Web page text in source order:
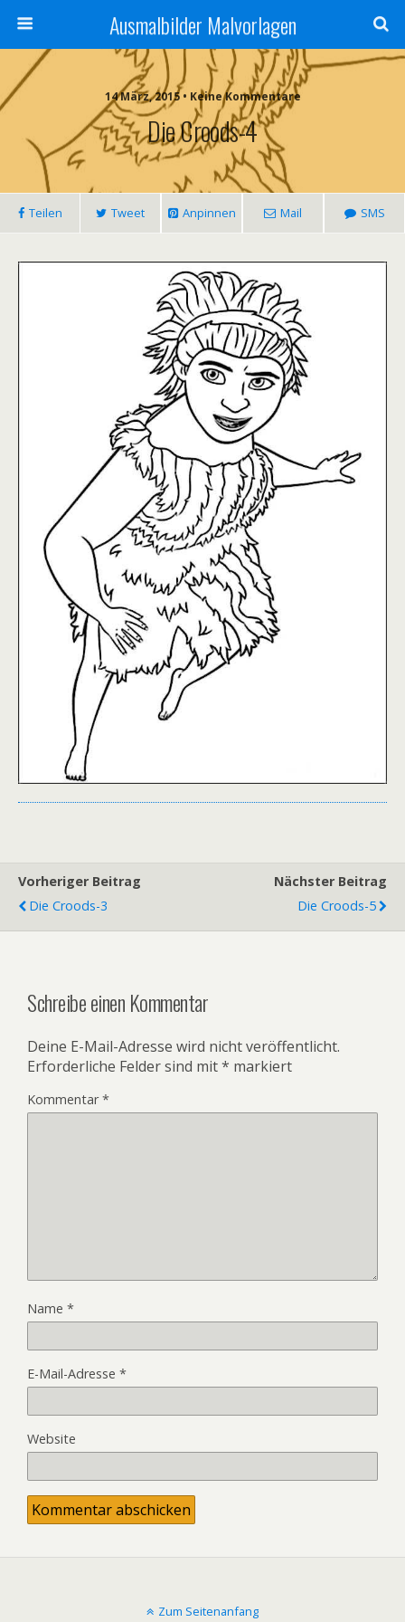
Ausmalbilder Malvorlagen
14 März, 2015 • Keine Kommentare
Die Croods-4
Teilen Tweet Anpinnen Mail SMS
Vorheriger Beitrag
Die Croods-3
Nächster Beitrag
Die Croods-5
Schreibe einen Kommentar
Deine E-Mail-Adresse wird nicht veröffentlicht.
Erforderliche Felder sind mit* markiert
Kommentar*
Name *
E-Mail-Adresse *
Website
Zum Seitenanfang